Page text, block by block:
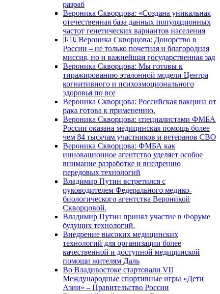
разраб
Вероника Скворцова: «Создана уникальная
отечественная база данных популяционных
частот генетических вариантов населения
🇷🇺Вероника Скворцова: Донорство в
России – не только почетная и благородная
миссия, но и важнейшая государственная зад
Вероника Скворцова: Мы готовы к
тиражированию эталонной модели Центра
когнитивного и психоэмоционального
здоровья по все
Вероника Скворцова: Российская вакцина от
рака готова к применению.
Вероника Скворцова: специалистами ФМБА
России оказана медицинская помощь более
чем 84 тысячам участников и ветеранов СВО
Вероника Скворцова: ФМБА как
инновационное агентство уделяет особое
внимание разработке и внедрению
передовых технологий
Владимир Путин встретился с
руководителем Федерального медико-
биологического агентства Вероникой
Скворцовой.
Владимир Путин принял участие в Форуме
будущих технологий.
Внедрение высоких медицинских
технологий для организации более
качественной и доступной медицинской
помощи жителям Даль
Во Владивостоке стартовали VII
Международные спортивные игры «Дети
Азии» – Правительство России